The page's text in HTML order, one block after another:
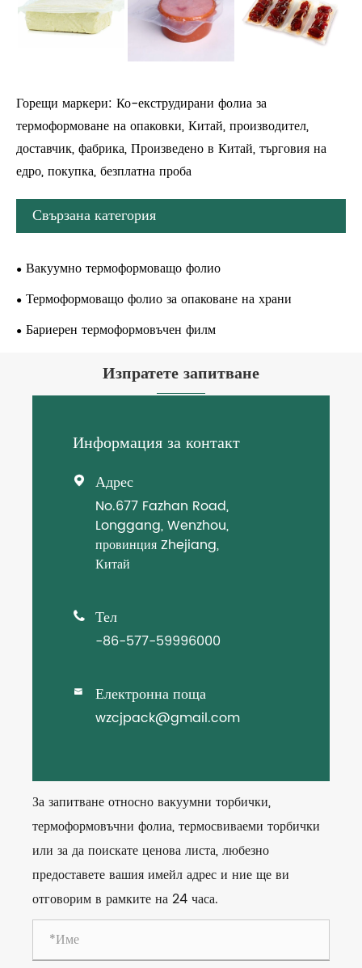
Горещи маркери: Ко-екструдирани фолиа за
термоформоване на опаковки, Китай, производител,
доставчик, фабрика, Произведено в Китай, търговия на
едро, покупка, безплатна проба
Свързана категория
Вакуумно термоформоващо фолио
Термоформоващо фолио за опаковане на храни
Бариерен термоформовъчен филм
Изпратете запитване
Информация за контакт
 Адрес
No.677 Fazhan Road,
Longgang, Wenzhou,
провинция Zhejiang,
Китай
 Тел
-86-577-59996000
 Електронна поща
wzcjpack@gmail.com
За запитване относно вакуумни торбички,
термоформовъчни фолиа, термосвиваеми торбички
или за да поискате ценова листа, любезно
предоставете вашия имейл адрес и ние ще ви
отговорим в рамките на 24 часа.